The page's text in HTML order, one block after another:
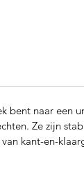
naar een
Ze zijn
kant-en-